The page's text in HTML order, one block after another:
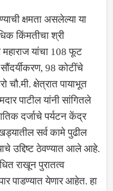
क्षमता असलेल्या या
किंमतीचा श्री
महाराज यांचा 108 फूट
98 कोटींचे
चौ.मी. क्षेत्रात पायाभूत
पाटील यांनी सांगितले
दर्जाचे पर्यटन केंद्र
सर्व कामे पुढील
उद्दिष्ट ठेवण्यात आले आहे.
राखून पुरातत्व
पाडण्यात येणार आहेत. हा